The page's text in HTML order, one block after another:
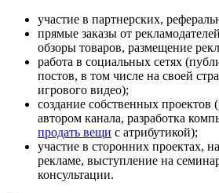
участие в партнерских,
прямые заказы от
обзоры товаров, размещение
работа в социальных сетях
постов, в том числе на своей
игрового видео);
создание собственных проектов
автором канала, разработка
продать вещи с атрибутикой);
участие в сторонних проектах,
рекламе, выступление на
консультации.